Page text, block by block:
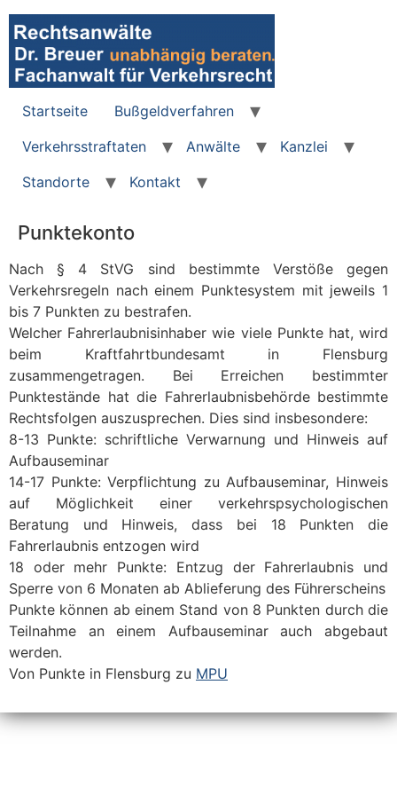
Zum
Inhalt
wechseln
Startseite
Bußgeldverfahren
Verkehrsstraftaten
Anwälte
Kanzlei
Standorte
Kontakt
Punktekonto
Nach § 4 StVG sind bestimmte Verstöße gegen
Verkehrsregeln nach einem Punktesystem mit jeweils 1
bis 7 Punkten zu bestrafen.
Welcher Fahrerlaubnisinhaber wie viele Punkte hat, wird
beim Kraftfahrtbundesamt in Flensburg
zusammengetragen. Bei Erreichen bestimmter
Punktestände hat die Fahrerlaubnisbehörde bestimmte
Rechtsfolgen auszusprechen. Dies sind insbesondere:
8-13 Punkte: schriftliche Verwarnung und Hinweis auf
Aufbauseminar
14-17 Punkte: Verpflichtung zu Aufbauseminar, Hinweis
auf Möglichkeit einer verkehrspsychologischen
Beratung und Hinweis, dass bei 18 Punkten die
Fahrerlaubnis entzogen wird
18 oder mehr Punkte: Entzug der Fahrerlaubnis und
Sperre von 6 Monaten ab Ablieferung des Führerscheins
Punkte können ab einem Stand von 8 Punkten durch die
Teilnahme an einem Aufbauseminar auch abgebaut
werden.
Von Punkte in Flensburg zu MPU